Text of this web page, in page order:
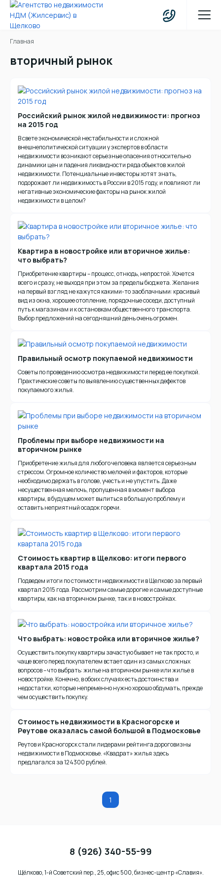
Главная
вторичный рынок
Российский рынок жилой недвижимости: прогноз
на 2015 год
В свете экономической нестабильности и сложной
внешнеполитической ситуации у экспертов в области
недвижимости возникают серьезные опасения относительно
динамики цен и падения ликвидности ряда объектов жилой
недвижимости. Потенциальные инвесторы хотят знать,
подорожает ли недвижимость в России в 2015 году, и повлияют ли
негативные экономические факторы на рынок жилой
недвижимости в целом?
Квартира в новостройке или вторичное жилье:
что выбрать?
Приобретение квартиры – процесс, отнюдь, непростой. Хочется
всего и сразу, не выходя при этом за пределы бюджета. Желания
на первый взгляд не кажутся какими-то заоблачными: красивый
вид из окна, хорошее отопление, порядочные соседи, доступный
путь к магазинам и к остановкам общественного транспорта.
Выбор предложений на сегодняшний день очень огромен.
Правильный осмотр покупаемой недвижимости
Советы по проведению осмотра недвижимости перед ее покупкой.
Практические советы по выявлению существенных дефектов
покупаемого жилья.
Проблемы при выборе недвижимости на
вторичном рынке
Приобретение жилья для любого человека является серьезным
стрессом. Огромное количество мелочей и факторов, которые
необходимо держать в голове, учесть и не упустить. Даже
несущественная мелочь, пропущенная в момент выбора
квартиры, в будущем может вылиться в большую проблему и
оставить неприятный осадок горечи.
Стоимость квартир в Щелково: итоги первого
квартала 2015 года
Подведем итоги по стоимости недвижимости в Щелково за первый
квартал 2015 года. Рассмотрим самые дорогие и самые доступные
квартиры, как на вторичном рынке, так и в новостройках.
Что выбрать: новостройка или вторичное жилье?
Осуществить покупку квартиры зачастую бывает не так просто, и
чаще всего перед покупателем встает один из самых сложных
вопросов – что выбрать: жилье на вторичном рынке или жилье в
новостройке. Конечно, в обоих случаях есть достоинства и
недостатки, которые непременно нужно хорошо обдумать, прежде
чем осуществить покупку.
Стоимость недвижимости в Красногорске и
Реутове оказалась самой большой в Подмосковье
Реутов и Красногорск стали лидерами рейтинга дороговизны
недвижимости в Подмосковье. «Квадрат» жилья здесь
предлагался за 124300 рублей.
1
8 (926) 340-55-99
Щёлково, 1-й Советский пер., 25, офис 500, бизнес-центр «Славия».